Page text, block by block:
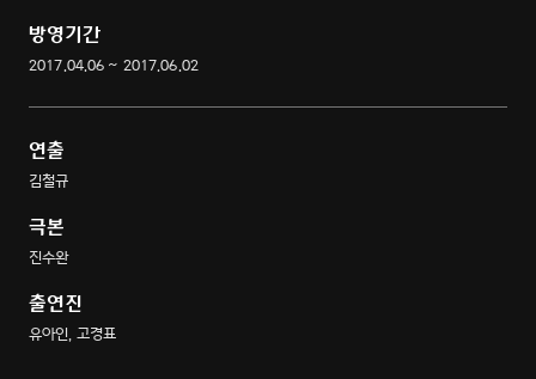
방영기간
2017.04.06 ~ 2017.06.02
연출
김철규
극본
진수완
출연진
유아인, 고경표